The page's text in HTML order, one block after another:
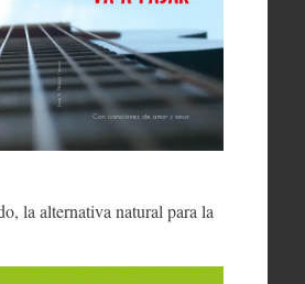
la alternativa natural para la